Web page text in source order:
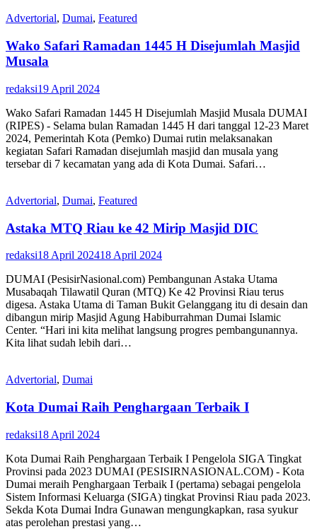
Advertorial, Dumai, Featured
Wako Safari Ramadan 1445 H Disejumlah Masjid
Musala
redaksi19 April 2024
Wako Safari Ramadan 1445 H Disejumlah Masjid Musala DUMAI
(RIPES) - Selama bulan Ramadan 1445 H dari tanggal 12-23 Maret
2024, Pemerintah Kota (Pemko) Dumai rutin melaksanakan
kegiatan Safari Ramadan disejumlah masjid dan musala yang
tersebar di 7 kecamatan yang ada di Kota Dumai. Safari…
Advertorial, Dumai, Featured
Astaka MTQ Riau ke 42 Mirip Masjid DIC
redaksi18 April 202418 April 2024
DUMAI (PesisirNasional.com) Pembangunan Astaka Utama
Musabaqah Tilawatil Quran (MTQ) Ke 42 Provinsi Riau terus
digesa. Astaka Utama di Taman Bukit Gelanggang itu di desain dan
dibangun mirip Masjid Agung Habiburrahman Dumai Islamic
Center. “Hari ini kita melihat langsung progres pembangunannya.
Kita lihat sudah lebih dari…
Advertorial, Dumai
Kota Dumai Raih Penghargaan Terbaik I
redaksi18 April 2024
Kota Dumai Raih Penghargaan Terbaik I Pengelola SIGA Tingkat
Provinsi pada 2023 DUMAI (PESISIRNASIONAL.COM) - Kota
Dumai meraih Penghargaan Terbaik I (pertama) sebagai pengelola
Sistem Informasi Keluarga (SIGA) tingkat Provinsi Riau pada 2023.
Sekda Kota Dumai Indra Gunawan mengungkapkan, rasa syukur
atas perolehan prestasi yang…